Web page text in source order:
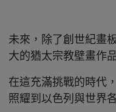
未來，除了創世紀畫
大的猶太宗教壁畫作
在這充滿挑戰的時代
照耀到以色列與世界